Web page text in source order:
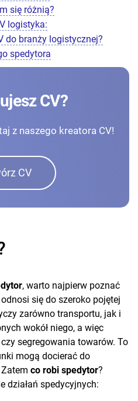
się różnią?
logistyka:
do branży logistycznej?
spedytora
CV?
z naszego kreatora CV!
CV
, warto najpierw poznać
się do szeroko pojętej
zarówno transportu, jak i
wokół niego, a więc
segregowania towarów. To
mogą docierać do
co robi spedytor?
działań spedycyjnych: